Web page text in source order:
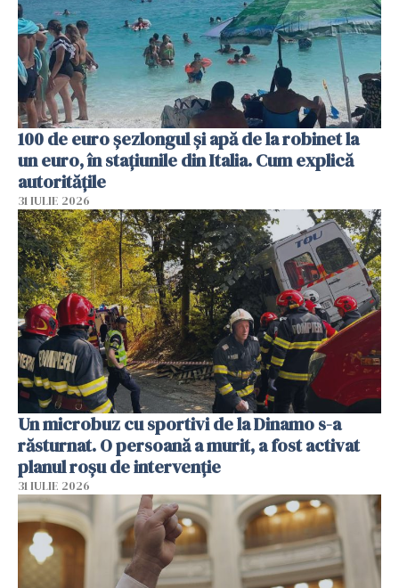
100 de euro șezlongul și apă de la robinet la
un euro, în stațiunile din Italia. Cum explică
autoritățile
31 IULIE 2026
Un microbuz cu sportivi de la Dinamo s-a
răsturnat. O persoană a murit, a fost activat
planul roșu de intervenție
31 IULIE 2026